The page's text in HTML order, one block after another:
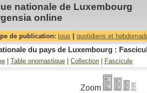
nationale de Luxembourg
online
de publication: tous quotidiens et
du pays de Luxembourg :
Table onomastique Collection Fascicule
Zoom